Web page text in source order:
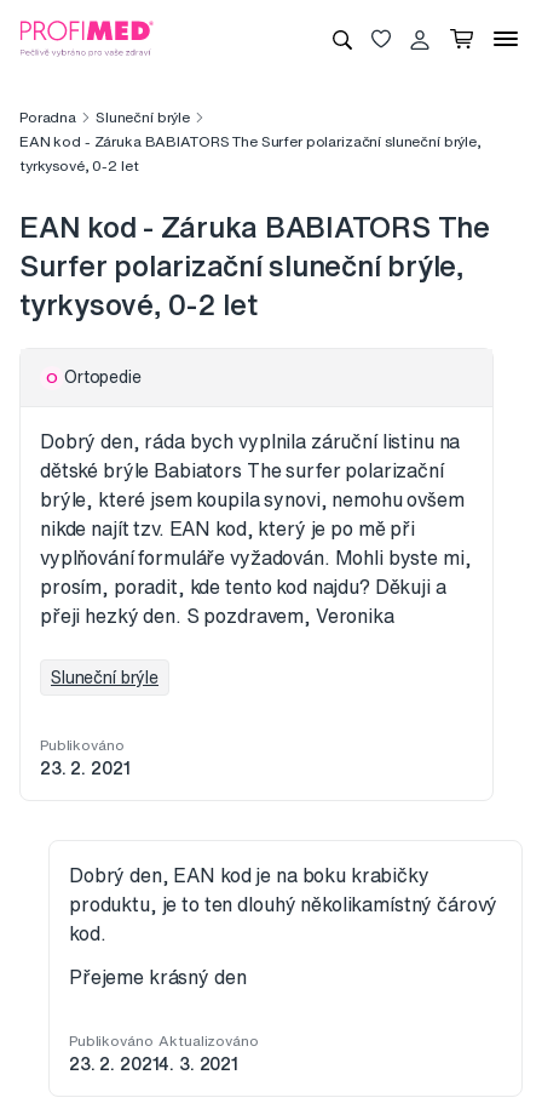
Poradna
Sluneční brýle
EAN kod - Záruka BABIATORS The Surfer polarizační sluneční brýle,
tyrkysové, 0-2 let
EAN kod - Záruka BABIATORS The
Surfer polarizační sluneční brýle,
tyrkysové, 0-2 let
O Ortopedie
Dobrý den, ráda bych vyplnila záruční listinu na
dětské brýle Babiators The surfer polarizační
brýle, které jsem koupila synovi, nemohu ovšem
nikde najít tzv. EAN kod, který je po mě při
vyplňování formuláře vyžadován. Mohli byste mi,
prosím, poradit, kde tento kod najdu? Děkuji a
přeji hezký den. S pozdravem, Veronika
Sluneční brýle
Publikováno
23. 2. 2021
Dobrý den, EAN kod je na boku krabičky
produktu, je to ten dlouhý několikamístný čárový
kod.
Přejeme krásný den
Publikováno
23. 2. 2021
Aktualizováno
4. 3. 2021